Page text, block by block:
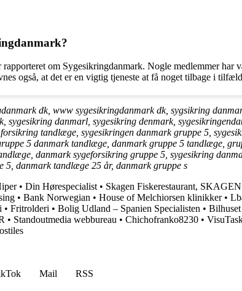
om Sygesikringdanmark. Nogle medlemmer
også, at det er en vigtig tjeneste at få noget tilbage i
dk, www sygesikringdanmark dk, sygsikring
danmarl, sygesikring denmark,
tandlæge, sygesikringen danmark gruppe 5,
5 danmark tandlæge, danmark gruppe 5 tandlæge,
danmark sygeforsikring gruppe 5, sygesikring
5, danmark tandlæge 25 år, danmark gruppe s
• Din Hørespecialist • Skagen Fiskerestaurant, SKAGEN
• Bank Norwegian • House of Melchiorsen klinikker•
• Fritrolderi • Bolig Udland – Spanien Specialisten •
• Standoutmedia webbureau • Chichofranko8230 •
Mail
RSS